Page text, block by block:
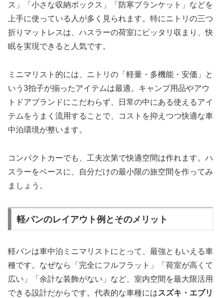
ス」「小さな収納ボックス」「防寒ブランケット」などを
上手に使っている人が多く見られます。特にニトリの三つ
折りマットレスは、ハスラーの荷室にピッタリ収まり、快
眠を実現できると人気です。
ミニマリスト的には、ニトリの「軽量・多機能・安価」と
いう3拍子が揃ったアイテムは最適。キャンプ用品やアウ
トドアブランドにこだわらず、日常の中にある使えるアイ
テムをうまく流用することで、コストを抑えつつ快適な車
中泊環境が整います。
コンパクトカーでも、工夫次第で快適空間は作れます。ハ
スラーをベースに、自分だけの最小限の旅空間を作ってみ
ましょう。
軽バンのレイアウト例とそのメリット
軽バンは車中泊ミニマリストにとって、最強ともいえる車
種です。なぜなら「完全にフルフラット」「荷室が高くて
広い」「余計な装飾がない」など、室内空間を最大限活用
できる設計だからです。代表的な車種にはスズキ・エブリ